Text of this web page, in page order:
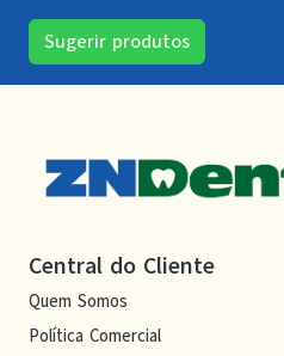
Sugerir produtos
Central do Cliente
Quem Somos
Política Comercial